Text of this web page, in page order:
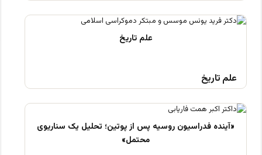
علم تاریخ